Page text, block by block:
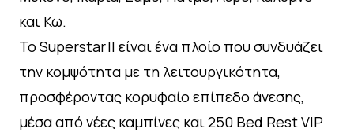
και Κω.
Το Superstar II είναι ένα πλοίο που συνδυάζει
την κομψότητα με τη λειτουργικότητα,
προσφέροντας κορυφαίο επίπεδο άνεσης,
μέσα από νέες καμπίνες και 250 Bed Rest VIP